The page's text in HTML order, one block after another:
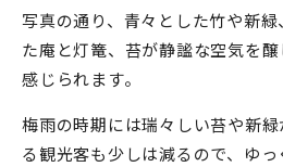
写真の通り、青々とした竹や新
た庵と灯篭、苔が静謐な空気を
感じられます。
梅雨の時期には瑞々しい苔や新
る観光客も少しは減るので、ゆ